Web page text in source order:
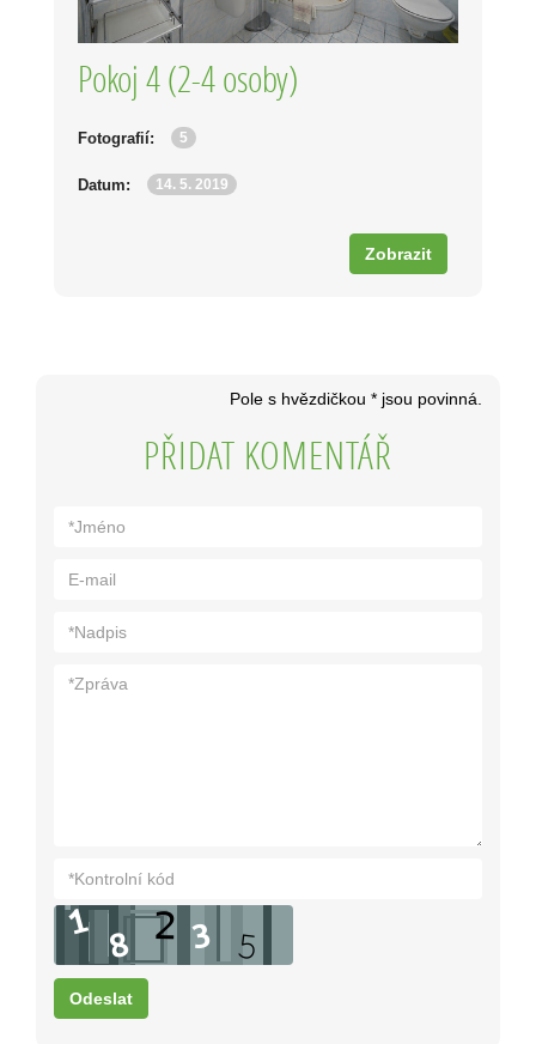
Pokoj 4 (2-4 osoby)
Fotografií: 5
Datum: 14. 5. 2019
Zobrazit
Pole s hvězdičkou * jsou povinná.
PŘIDAT KOMENTÁŘ